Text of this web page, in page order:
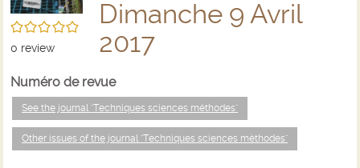
/5
0 review
Dimanche 9 Avril
2017
Numéro de revue
See the journal "Techniques sciences méthodes"
Other issues of the journal "Techniques sciences méthodes"